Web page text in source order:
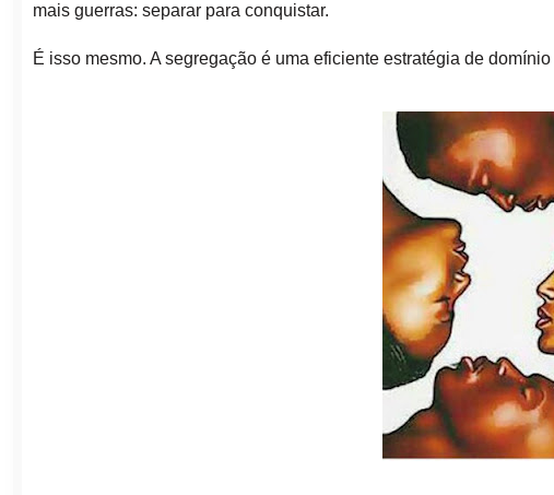
mais guerras: separar para conquistar.
É isso mesmo. A segregação é uma eficiente estratégia de